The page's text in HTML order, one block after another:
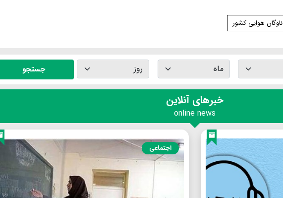
ناوگان هوایی کشور
جستجو
خبرهای آنلاین
online news
اجتماعی